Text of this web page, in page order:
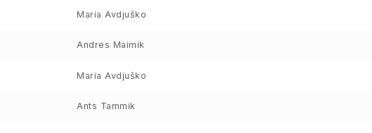
Maria Avdjuško
Andres Maimik
Maria Avdjuško
Ants Tammik